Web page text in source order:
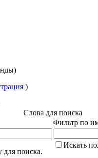
)
Слова для поиска
Фильтр по
для поиска.
Искать